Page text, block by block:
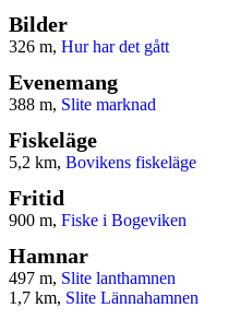
Bilder
326 m, Hur har det gått
Evenemang
388 m, Slite marknad
Fiskeläge
5,2 km, Bovikens fiskeläge
Fritid
900 m, Fiske i Bogeviken
Hamnar
497 m, Slite lanthamnen
1,7 km, Slite Lännahamnen